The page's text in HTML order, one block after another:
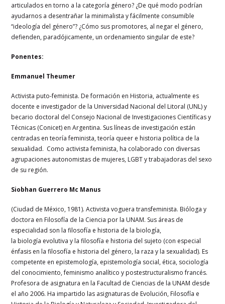
articulados en torno a la categoría género? ¿De qué modo podrían
ayudarnos a desentrañar la minimalista y fácilmente consumible
“ideología del género”? ¿Cómo sus promotores, al negar el género,
defienden, paradójicamente, un ordenamiento singular de este?
Ponentes:
Emmanuel Theumer
Activista puto-feminista. De formación en Historia, actualmente es
docente e investigador de la Universidad Nacional del Litoral (UNL) y
becario doctoral del Consejo Nacional de Investigaciones Científicas y
Técnicas (Conicet) en Argentina. Sus líneas de investigación están
centradas en teoría feminista, teoría queer e historia política de la
sexualidad. Como activista feminista, ha colaborado con diversas
agrupaciones autonomistas de mujeres, LGBT y trabajadoras del sexo
de su región.
Siobhan Guerrero Mc Manus
(Ciudad de México, 1981).Activista voguera transfeminista. Bióloga y
doctora en Filosofía de la Ciencia por la UNAM. Sus áreas de
especialidad son la filosofía e historia de la biología,
la biología evolutiva y la filosofía e historia del sujeto (con especial
énfasis en la filosofía e historia del género, la raza y la sexualidad). Es
competente en epistemología, epistemología social, ética, sociología
del conocimiento, feminismo analítico y postestructuralismo francés.
Profesora de asignatura en la Facultad de Ciencias de la UNAM desde
el año 2006. Ha impartido las asignaturas de Evolución, Filosofía e